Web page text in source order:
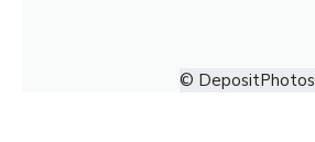
© DepositPhotos